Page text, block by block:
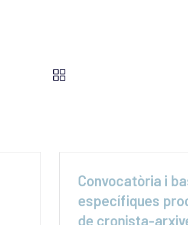
Convocatòria i
específiques
de cronista-